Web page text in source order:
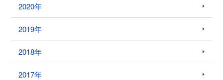
2020年
2019年
2018年
2017年